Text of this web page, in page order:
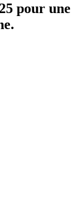
pour une